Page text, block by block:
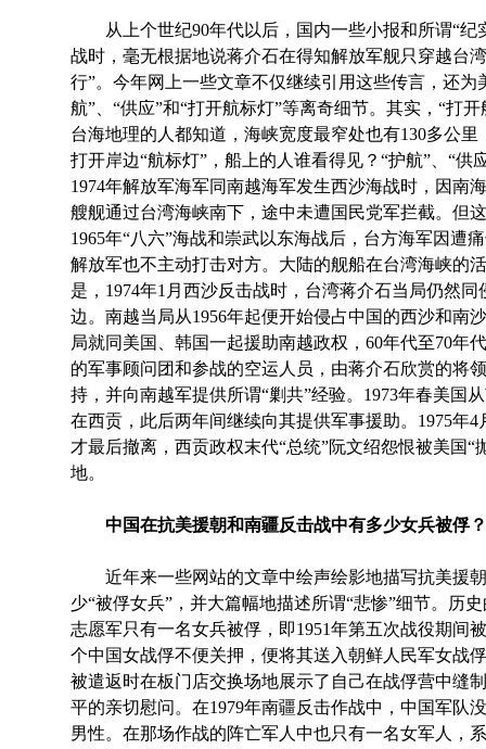
从上个世纪90年代以后，国内一些小报和所谓“纪
战时，毫无根据地说蒋介石在得知解放军舰只穿越台
行”。今年网上一些文章不仅继续引用这些传言，还为
航”、“供应”和“打开航标灯”等离奇细节。其实，“打
台海地理的人都知道，海峡宽度最窄处也有130多公
打开岸边“航标灯”，船上的人谁看得见？“护航”、“供
1974年解放军海军同南越海军发生西沙海战时，因南
艘舰通过台湾海峡南下，途中未遭国民党军拦截。但
1965年“八六”海战和崇武以东海战后，台方海军因遭
解放军也不主动打击对方。大陆的舰船在台湾海峡的
是，1974年1月西沙反击战时，台湾蒋介石当局仍然
边。南越当局从1956年起便开始侵占中国的西沙和南
局就同美国、韩国一起援助南越政权，60年代至70年
的军事顾问团和参战的空运人员，由蒋介石欣赏的将
持，并向南越军提供所谓“剿共”经验。1973年春美国
在西贡，此后两年间继续向其提供军事援助。1975年
才最后撤离，西贡政权末代“总统”阮文绍怨恨被美国
地。
中国在抗美援朝和南疆反击战中有多少女兵被俘？
近年来一些网站的文章中绘声绘影地描写抗美援朝
少“被俘女兵”，并大篇幅地描述所谓“悲惨”细节。历
志愿军只有一名女兵被俘，即1951年第五次战役期间
个中国女战俘不便关押，便将其送入朝鲜人民军女战
被遣返时在板门店交换场地展示了自己在战俘营中缝
平的亲切慰问。在1979年南疆反击作战中，中国军队
男性。在那场作战的阵亡军人中也只有一名女军人，